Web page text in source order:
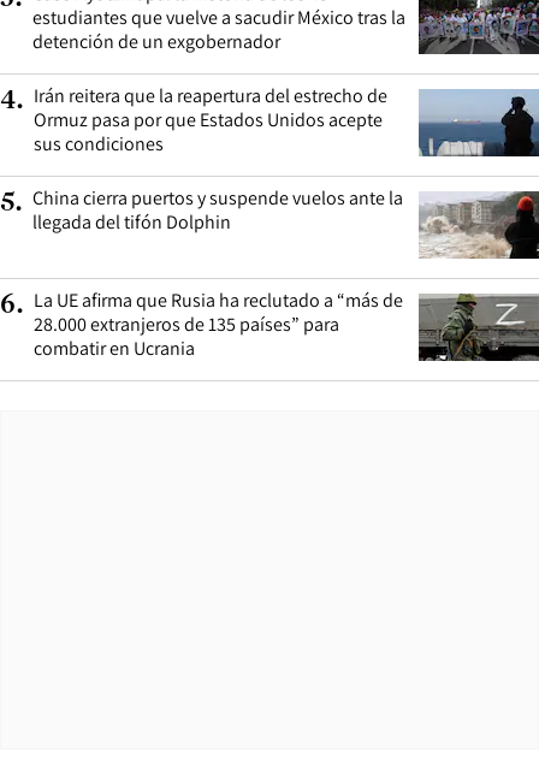
estudiantes que vuelve a sacudir México tras la
detención de un exgobernador
4. Irán reitera que la reapertura del estrecho de
Ormuz pasa por que Estados Unidos acepte
sus condiciones
5. China cierra puertos y suspende vuelos ante la
llegada del tifón Dolphin
6. La UE afirma que Rusia ha reclutado a “más de
28.000 extranjeros de 135 países” para
combatir en Ucrania